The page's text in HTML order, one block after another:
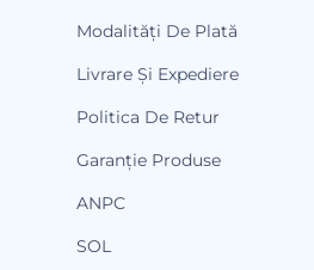
Modalități De Plată
Livrare Și Expediere
Politica De Retur
Garanție Produse
ANPC
SOL